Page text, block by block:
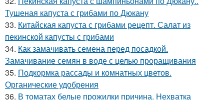
Тушеная капуста с грибами по Дюкану
33. Китайская капуста с грибами рецепт. Салат из
пекинской капусты с грибами
34. Как замачивать семена перед посадкой.
Замачивание семян в воде с целью проращивания
35. Подкормка рассады и комнатных цветов.
Органические удобрения
36. В томатах белые прожилки причина. Нехватка